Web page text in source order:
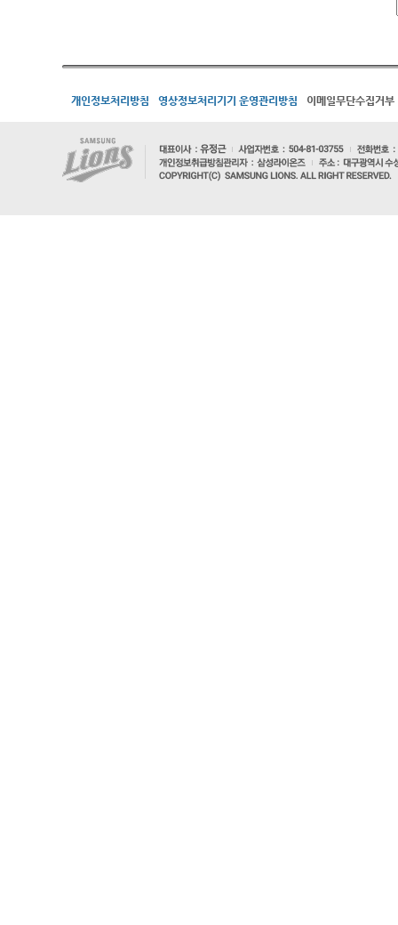
개인정보처리방침 영상정보처리기기 운영관리방침 이메일무단수집거부